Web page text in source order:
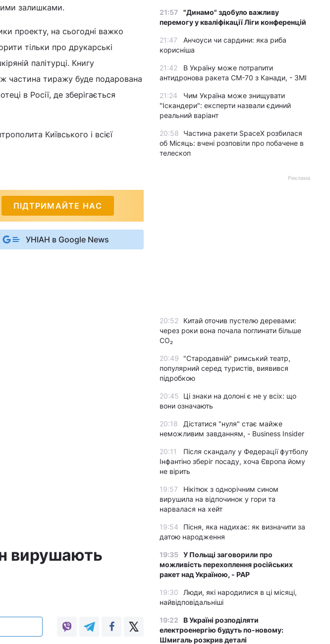
залишками.
проекту, на сьогодні важко
тільки про друкарські
палітурці. Книгу
частина тиражу буде подарована
в Росії, де зберігається
Київського і всієї
ПІДТРИМАЙТЕ НАС
УНІАН в Google News
вирушають
21:57
"Динамо" здобуло важливу
перемогу у кваліфікації Ліги конференцій
21:47
Анчоуси чи сардини: яка риба
корисніша
21:42
В Україну може потрапити
антидронова ракета CM-70 з Канади, - ЗМІ
21:24
Чим Україна може знищувати
"Іскандери": експерти назвали єдиний
реальний варіант
20:58
Частина ракети SpaceX розбилася
об Місяць: вчені розповіли про побачене в
телескоп
Реклама
20:52
Китай оточив пустелю деревами:
через роки вона почала поглинати більше
CO₂
20:49
"Стародавній" римський театр,
популярний серед туристів, виявився
підробкою
20:45
Ці знаки на долоні є не у всіх: що
вони означають
20:18
Дістатися "нуля" стає майже
неможливим завданням, - Business Insider
20:11
Після скандалу у Федерації футболу
Інфантіно зберіг посаду, хоча Європа йому
не вірить
19:57
Нікітюк з однорічним сином
вирушила на відпочинок у гори та
нарвалася на хейт
19:54
Пісня, яка надихає: як визначити за
датою народження
19:35 У Польщі заговорили про
можливість перехоплення російських
ракет над Україною, - PAP
19:30
Люди, які народилися в ці місяці,
найвідповідальніші
19:22
В Україні розподіляти
електроенергію будуть по-новому:
Шмигаль розкрив деталі